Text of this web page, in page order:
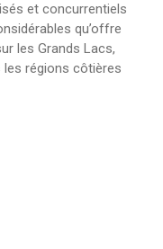
et concurrentiels
qu’offre
les Grands Lacs,
les régions côtières